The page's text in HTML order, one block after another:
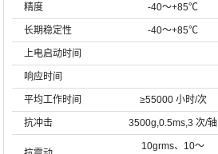
精度 -40～+85℃
长期稳定性 -40～+85℃
上电启动时间
响应时间
平均工作时间 ≥55000 小时/次
抗冲击 3500g,0.5ms,3 次/轴
10grms、10～